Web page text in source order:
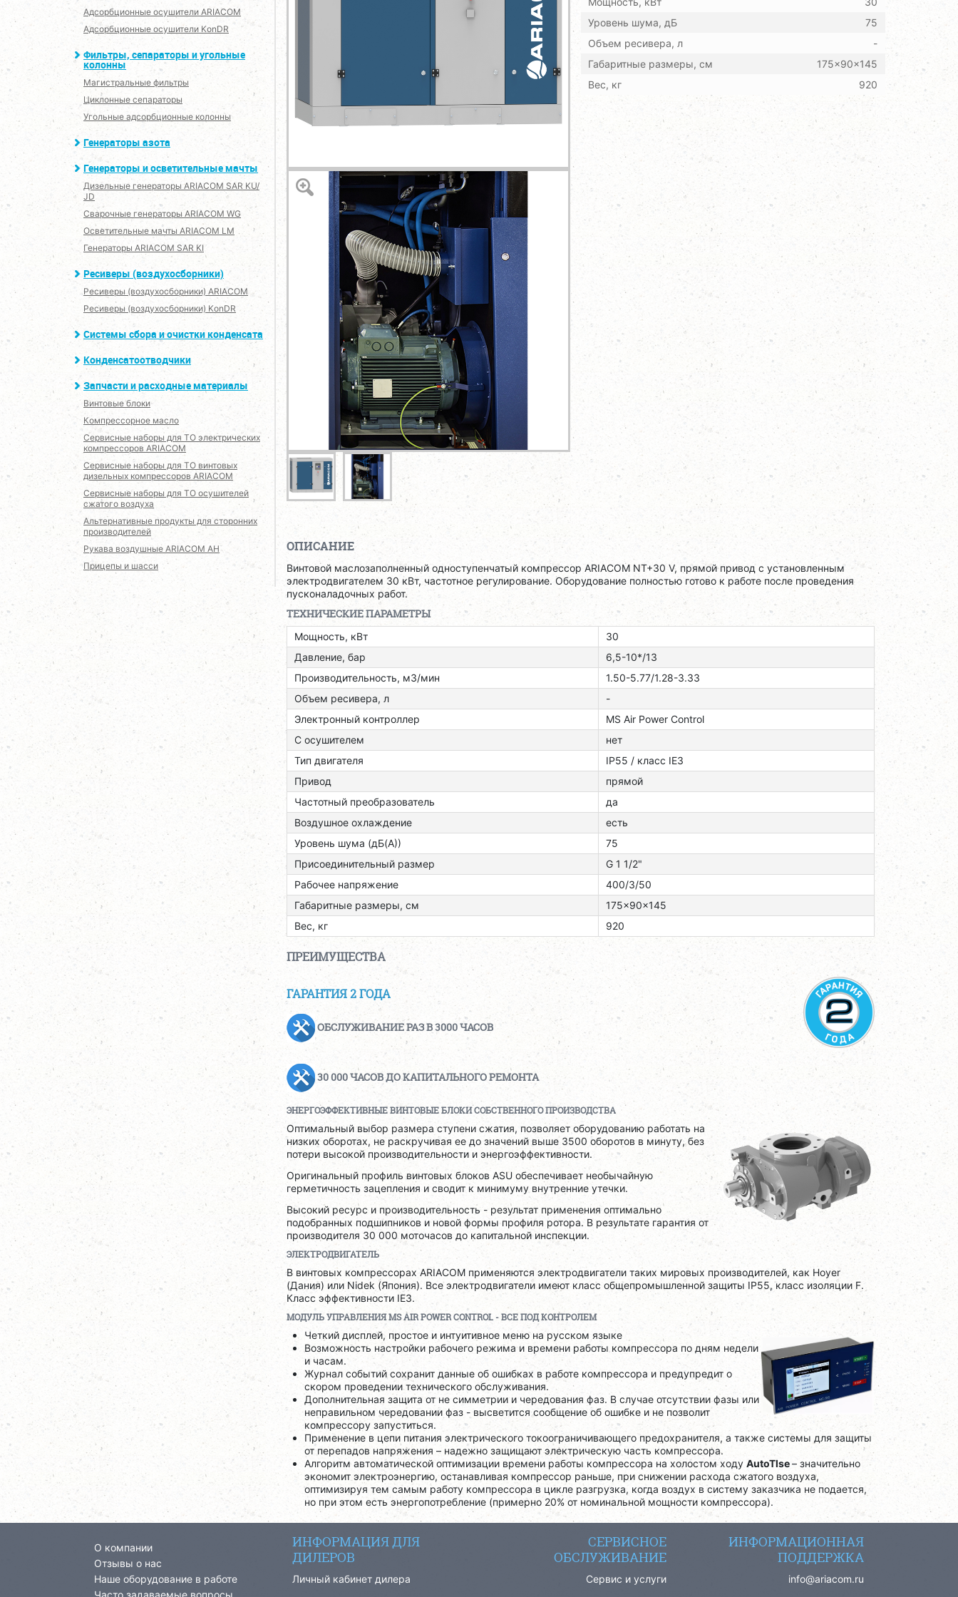
Адсорбционные осушители ARIACOM
Адсорбционные осушители KonDR
Фильтры, сепараторы и угольные
колонны
Магистральные фильтры
Циклонные сепараторы
Угольные адсорбционные колонны
Генераторы азота
Генераторы и осветительные мачты
Дизельные генераторы ARIACOM SAR KU/
JD
Сварочные генераторы ARIACOM WG
Осветительные мачты ARIACOM LM
Генераторы ARIACOM SAR KI
Ресиверы (воздухосборники)
Ресиверы (воздухосборники) ARIACOM
Ресиверы (воздухосборники) KonDR
Системы сбора и очистки конденсата
Конденсатоотводчики
Запчасти и расходные материалы
Винтовые блоки
Компрессорное масло
Сервисные наборы для ТО электрических
компрессоров ARIACOM
Сервисные наборы для ТО винтовых
дизельных компрессоров ARIACOM
Сервисные наборы для ТО осушителей
сжатого воздуха
Альтернативные продукты для сторонних
производителей
Рукава воздушные ARIACOM AH
Прицепы и шасси
Уровень шума, дБ
75
Объем ресивера, л
-
Габаритные размеры, см
175x90x145
Вес, кг
920
ОПИСАНИЕ
Винтовой маслозаполненный одноступенчатый компрессор ARIACOM NT+30 V, прямой привод с установленным
электродвигателем 30 кВт, частотное регулирование. Оборудование полностью готово к работе после проведения
пусконаладочных работ.
ТЕХНИЧЕСКИЕ ПАРАМЕТРЫ
Мощность, кВт
30
Давление, бар
6,5-10*/13
Производительность, м3/мин
1.50-5.77/1.28-3.33
Объем ресивера, л
-
Электронный контроллер
MS Air Power Control
С осушителем
нет
Тип двигателя
ІР55 / класс ІЕЗ
Привод
прямой
Частотный преобразователь
да
Воздушное охлаждение
есть
Уровень шума (дБ(А))
75
Присоединительный размер
G 1 1/2"
Рабочее напряжение
400/3/50
Габаритные размеры, см
175x90x145
Вес, кг
920
ПРЕИМУЩЕСТВА
ГАРАНТИЯ 2 ГОДА
ОБСЛУЖИВАНИЕ РАЗ В 3000 ЧАСОВ
30 000 ЧАСОВ ДО КАПИТАЛЬНОГО РЕМОНТА
ЭНЕРГОЭФФЕКТИВНЫЕ ВИНТОВЫЕ БЛОКИ СОБСТВЕННОГО ПРОИЗВОДСТВА
Оптимальный выбор размера ступени сжатия, позволяет оборудованию работать на
низких оборотах, не раскручивая ее до значений выше 3500 оборотов в минуту, без
потери высокой производительности и энергоэффективности.
Оригинальный профиль винтовых блоков ASU обеспечивает необычайную
герметичность зацепления и сводит к минимуму внутренние утечки.
Высокий ресурс и производительность - результат применения оптимально
подобранных подшипников и новой формы профиля ротора. В результате гарантия от
производителя 30 000 моточасов до капитальной инспекции.
ЭЛЕКТРОДВИГАТЕЛЬ
В винтовых компрессорах ARIACOM применяются электродвигатели таких мировых производителей, как Hoyer
(Дания) или Nidek (Япония). Все электродвигатели имеют класс общепромышленной защиты IP55, класс изоляции F.
Класс эффективности IE3.
МОДУЛЬ УПРАВЛЕНИЯMSAIRPOWERCONTROL - ВСЕ ПОД КОНТРОЛЕМ
Четкий дисплей, простое и интуитивное меню на русском языке
Возможность настройки рабочего режима и времени работы компрессора по дням недели
и часам.
Журнал событий сохранит данные об ошибках в работе компрессора и предупредит о
скором проведении технического обслуживания.
Дополнительная защита от не симметрии и чередования фаз. В случае отсутствии фазы или
неправильном чередовании фаз - высветится сообщение об ошибке и не позволит
компрессору запуститься.
Применение в цепи питания электрического токоограничивающего предохранителя, а также системы для защиты
от перепадов напряжения – надежно защищают электрическую часть компрессора.
Алгоритм автоматической оптимизации времени работы компрессора на холостом ходу AutoTlse– значительно
экономит электроэнергию, останавливая компрессор раньше, при снижении расхода сжатого воздуха,
оптимизируя тем самым работу компрессора в цикле разгрузка, когда воздух в систему заказчика не подается,
но при этом есть энергопотребление (примерно 20% от номинальной мощности компрессора).
О компании
Отзывы о нас
Наше оборудование в работе
Часто задаваемые вопросы
ИНФОРМАЦИЯ ДЛЯ
ДИЛЕРОВ
Личный кабинет дилера
СЕРВИСНОЕ
ОБСЛУЖИВАНИЕ
Сервис и услуги
ИНФОРМАЦИОННАЯ
ПОДДЕРЖКА
info@ariacom.ru